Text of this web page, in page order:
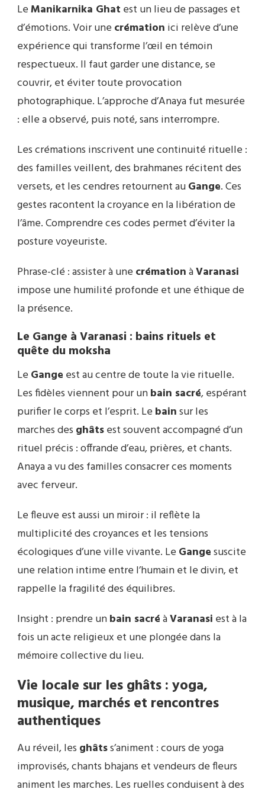
LeManikarnika Ghat est un lieu de passages et
d’émotions. Voir une crémation ici relève d’une
expérience qui transforme l’œil en témoin
respectueux. Il faut garder une distance, se
couvrir, et éviter toute provocation
photographique. L’approche d’Anaya fut mesurée
: elle a observé, puis noté, sans interrompre.
Les crémations inscrivent une continuité rituelle :
des familles veillent, des brahmanes récitent des
versets, et les cendres retournent auGange. Ces
gestes racontent la croyance en la libération de
l’âme. Comprendre ces codes permet d’éviter la
posture voyeuriste.
Phrase-clé : assister à une crémationàVaranasi
impose une humilité profonde et une éthique de
la présence.
Le Gange à Varanasi : bains rituels et
quête du moksha
Le Gange est au centre de toute la vie rituelle.
Les fidèles viennent pour unbain sacré, espérant
purifier le corps et l’esprit. Le bainsur les
marches des ghâtsest souvent accompagné d’un
rituel précis : offrande d’eau, prières, et chants.
Anaya a vu des familles consacrer ces moments
avec ferveur.
Le fleuve est aussi un miroir : il reflète la
multiplicité des croyances et les tensions
écologiques d’une ville vivante. Le Gangesuscite
une relation intime entre l’humain et le divin, et
rappelle la fragilité des équilibres.
Insight : prendre unbain sacréàVaranasi est à la
fois un acte religieux et une plongée dans la
mémoire collective du lieu.
Vie locale sur les ghâts : yoga,
musique, marchés et rencontres
authentiques
Au réveil, les ghâtss’animent : cours de yoga
improvisés, chants bhajans et vendeurs de fleurs
animent les marches. Les ruelles conduisent à des